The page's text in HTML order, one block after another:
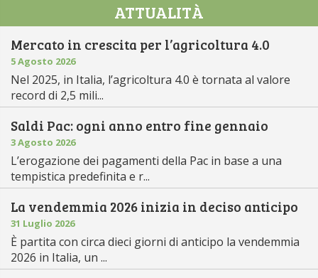
ATTUALITÀ
Mercato in crescita per l’agricoltura 4.0
5 Agosto 2026
Nel 2025, in Italia, l’agricoltura 4.0 è tornata al valore
record di 2,5 mili...
Saldi Pac: ogni anno entro fine gennaio
3 Agosto 2026
L’erogazione dei pagamenti della Pac in base a una
tempistica predefinita e r...
La vendemmia 2026 inizia in deciso anticipo
31 Luglio 2026
È partita con circa dieci giorni di anticipo la vendemmia
2026 in Italia, un ...